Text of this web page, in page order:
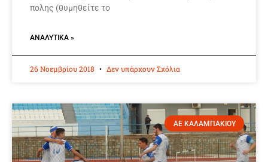
πολης (θυμηθείτε το
ΑΝΑΛΥΤΙΚΆ »
26 Νοεμβρίου 2018 Δεν υπάρχουν Σχόλια
ΑΕ ΚΑΛΑΜΠΑΚΙΟΥ